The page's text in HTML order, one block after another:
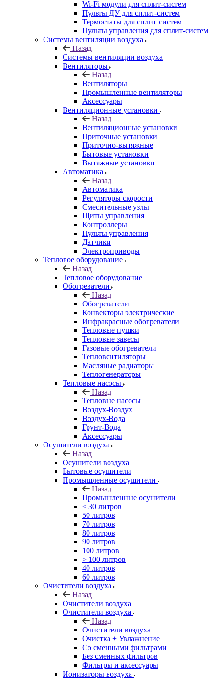
Wi-Fi модули для сплит-систем
Пульты ДУ для сплит-систем
Термостаты для сплит-систем
Пульты управления для сплит-систем
Системы вентиляции воздуха
Назад
Системы вентиляции воздуха
Вентиляторы
Назад
Вентиляторы
Промышленные вентиляторы
Аксессуары
Вентиляционные установки
Назад
Вентиляционные установки
Приточные установки
Приточно-вытяжные
Бытовые установки
Вытяжные установки
Автоматика
Назад
Автоматика
Регуляторы скорости
Смесительные узлы
Щиты управления
Контроллеры
Пульты управления
Датчики
Электроприводы
Тепловое оборудование
Назад
Тепловое оборудование
Обогреватели
Назад
Обогреватели
Конвекторы электрические
Инфракрасные обогреватели
Тепловые пушки
Тепловые завесы
Газовые обогреватели
Тепловентиляторы
Масляные радиаторы
Теплогенераторы
Тепловые насосы
Назад
Тепловые насосы
Воздух-Воздух
Воздух-Вода
Грунт-Вода
Аксессуары
Осушители воздуха
Назад
Осушители воздуха
Бытовые осушители
Промышленные осушители
Назад
Промышленные осушители
< 30 литров
50 литров
70 литров
80 литров
90 литров
100 литров
> 100 литров
40 литров
60 литров
Очистители воздуха
Назад
Очистители воздуха
Очистители воздуха
Назад
Очистители воздуха
Очистка + Увлажнение
Cо сменными фильтрами
Без сменных фильтров
Фильтры и аксессуары
Ионизаторы воздуха